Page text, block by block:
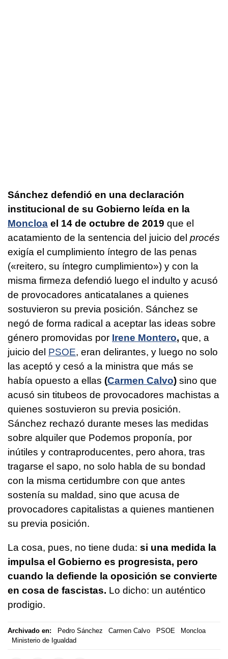
Sánchez defendió en una declaración
institucional de su Gobierno leída en la
Moncloa el 14 de octubre de 2019 que el
acatamiento de la sentencia del juicio del procés
exigía el cumplimiento íntegro de las penas
(«reitero, su íntegro cumplimiento») y con la
misma firmeza defendió luego el indulto y acusó
de provocadores anticatalanes a quienes
sostuvieron su previa posición. Sánchez se
negó de forma radical a aceptar las ideas sobre
género promovidas por Irene Montero, que, a
juicio del PSOE, eran delirantes, y luego no solo
las aceptó y cesó a la ministra que más se
había opuesto a ellas (Carmen Calvo) sino que
acusó sin titubeos de provocadores machistas a
quienes sostuvieron su previa posición.
Sánchez rechazó durante meses las medidas
sobre alquiler que Podemos proponía, por
inútiles y contraproducentes, pero ahora, tras
tragarse el sapo, no solo habla de su bondad
con la misma certidumbre con que antes
sostenía su maldad, sino que acusa de
provocadores capitalistas a quienes mantienen
su previa posición.
La cosa, pues, no tiene duda: si una medida la
impulsa el Gobierno es progresista, pero
cuando la defiende la oposición se convierte
en cosa de fascistas. Lo dicho: un auténtico
prodigio.
Archivado en: Pedro Sánchez Carmen Calvo PSOE
Moncloa
Ministerio de Igualdad